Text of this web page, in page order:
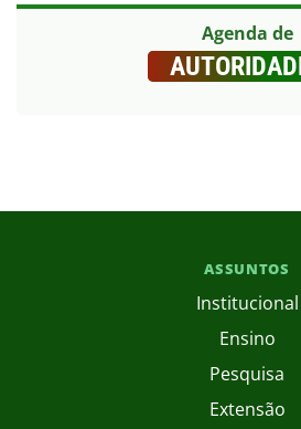
Agenda de
ASSUNTOS
Institucional
Ensino
Pesquisa
Extensão